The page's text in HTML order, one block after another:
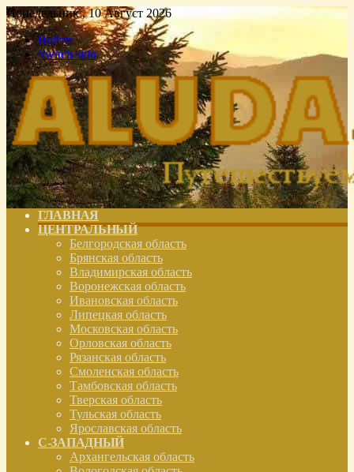
Понедельник , 10 Август 2026
Войти
Switch skin
ГЛАВНАЯ
ЦЕНТРАЛЬНЫЙ
Белгородская область
Брянская область
Владимирская область
Воронежская область
Ивановская область
Липецкая область
Московская область
Орловская область
Рязанская область
Смоленская область
Тамбовская область
Тверская область
Тульская область
Ярославская область
С-ЗАПАДНЫЙ
Архангельская область